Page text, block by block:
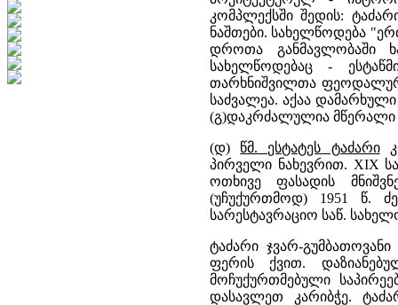
კომპლექსში შედის:
ნაშთები. სახელწოდება
დროთა განმავლობაში
სახელწოდებაც -
თარხნიშვილთა ფეოდალურ
საძვალეა. აქაა
(გ)დაკრძალულია მწერალი
(დ) წმ. ესტატეს ტაძარი
პირველი ნახევრით. XIX
ოთხივე ფასადის
(უჩუქურთმოდ) 1951 წ.
სარესტავრაციო საწ.
ტაძარი ჯვარ-
ფერის ქვით.
მოჩუქურთმებული
დასავლეთ კარიბჭე.